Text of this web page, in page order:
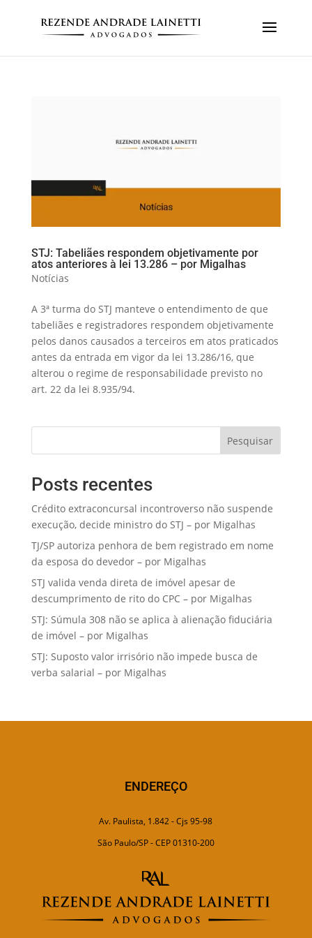
STJ: Tabeliães respondem objetivamente por
atos anteriores à lei 13.286 – por Migalhas
Notícias
A 3ª turma do STJ manteve o entendimento de que
tabeliães e registradores respondem objetivamente
pelos danos causados a terceiros em atos praticados
antes da entrada em vigor da lei 13.286/16, que
alterou o regime de responsabilidade previsto no
art. 22 da lei 8.935/94.
Pesquisar
Posts recentes
Crédito extraconcursal incontroverso não suspende
execução, decide ministro do STJ – por Migalhas
TJ/SP autoriza penhora de bem registrado em nome
da esposa do devedor – por Migalhas
STJ valida venda direta de imóvel apesar de
descumprimento de rito do CPC – por Migalhas
STJ: Súmula 308 não se aplica à alienação fiduciária
de imóvel – por Migalhas
STJ: Suposto valor irrisório não impede busca de
verba salarial – por Migalhas
ENDEREÇO
Av. Paulista, 1.842 - Cjs 95-98
São Paulo/SP - CEP 01310-200